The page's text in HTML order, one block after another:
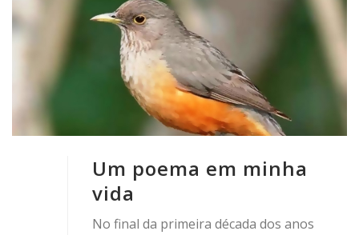
Um poema em minha
vida
No final da primeira década dos anos